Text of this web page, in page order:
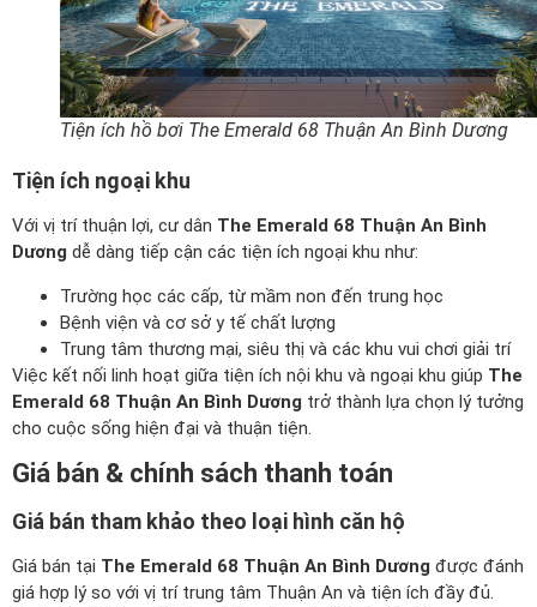
Tiện ích hồ bơi The Emerald 68 Thuận An Bình Dương
Tiện ích ngoại khu
Với vị trí thuận lợi, cư dân The Emerald 68 Thuận An Bình
Dương dễ dàng tiếp cận các tiện ích ngoại khu như:
Trường học các cấp, từ mầm non đến trung học
Bệnh viện và cơ sở y tế chất lượng
Trung tâm thương mại, siêu thị và các khu vui chơi giải trí
Việc kết nối linh hoạt giữa tiện ích nội khu và ngoại khu giúp The
Emerald 68 Thuận An Bình Dương trở thành lựa chọn lý tưởng
cho cuộc sống hiện đại và thuận tiện.
Giá bán & chính sách thanh toán
Giá bán tham khảo theo loại hình căn hộ
Giá bán tại The Emerald 68 Thuận An Bình Dương được đánh
giá hợp lý so với vị trí trung tâm Thuận An và tiện ích đầy đủ.